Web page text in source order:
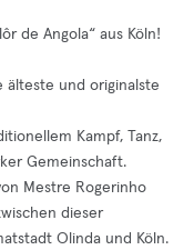
de Angola“ aus Köln!
älteste und originalste
Kampf, Tanz,
Gemeinschaft.
Mestre Rogerinho
dieser
Olinda und Köln.